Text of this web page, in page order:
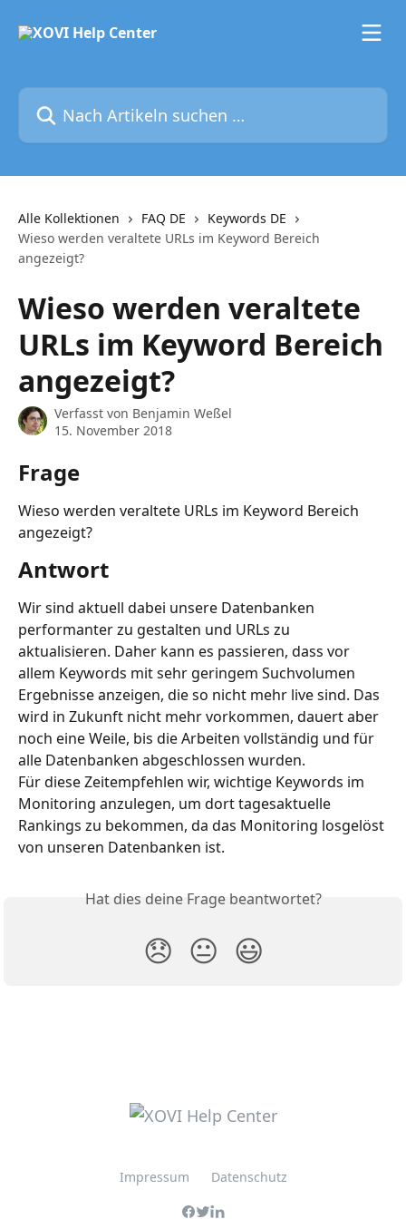
Nach Artikeln suchen …
Alle Kollektionen FAQ DE
Keywords DE
Wieso werden veraltete URLs im Keyword Bereich
angezeigt?
Wieso werden veraltete
URLs im Keyword Bereich
angezeigt?
Verfasst von Benjamin Weßel
15. November 2018
Frage
Wieso werden veraltete URLs im Keyword Bereich
angezeigt?
Antwort
Wir sind aktuell dabei unsere Datenbanken
performanter zu gestalten und URLs zu
aktualisieren. Daher kann es passieren, dass vor
allem Keywords mit sehr geringem Suchvolumen
Ergebnisse anzeigen, die so nicht mehr live sind. Das
wird in Zukunft nicht mehr vorkommen, dauert aber
noch eine Weile, bis die Arbeiten vollständig und für
alle Datenbanken abgeschlossen wurden.
Für diese Zeitempfehlen wir, wichtige Keywords im
Monitoring anzulegen, um dort tagesaktuelle
Rankings zu bekommen, da das Monitoring losgelöst
von unseren Datenbanken ist.
Hat dies deine Frage beantwortet?
😞 😐 😃
Impressum Datenschutz